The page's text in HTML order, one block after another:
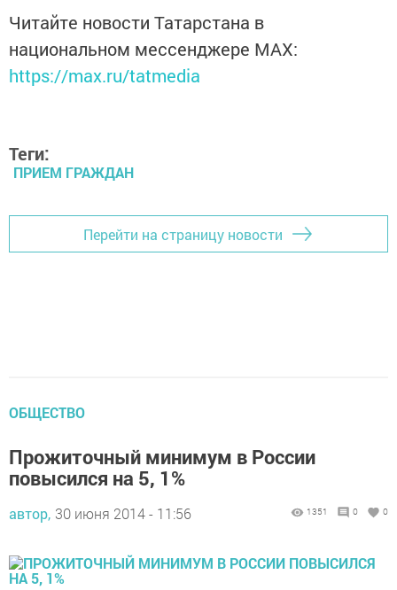
Читайте новости Татарстана в
национальном мессенджере MАХ:
https://max.ru/tatmedia
Теги:
ПРИЕМ ГРАЖДАН
Перейти на страницу новости
ОБЩЕСТВО
Прожиточный минимум в России
повысился на 5, 1%
автор, 30 июня 2014 - 11:56 1351 0 0